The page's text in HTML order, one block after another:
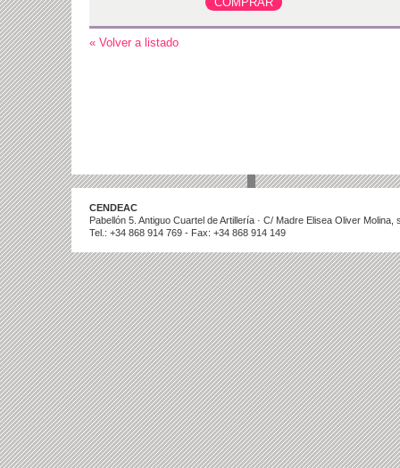
« Volver a listado
CENDEAC
Pabellón 5. Antiguo Cuartel de Artillería · C/ Madre Elisea Oliver
Tel.: +34 868 914 769 - Fax: +34 868 914 149